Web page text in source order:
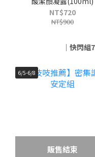
NT$720
NT$900
｜快閃組
6/5-6/8
販售結束